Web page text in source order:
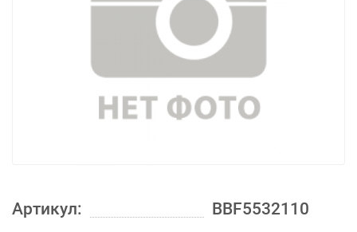
Артикул: BBF5532110